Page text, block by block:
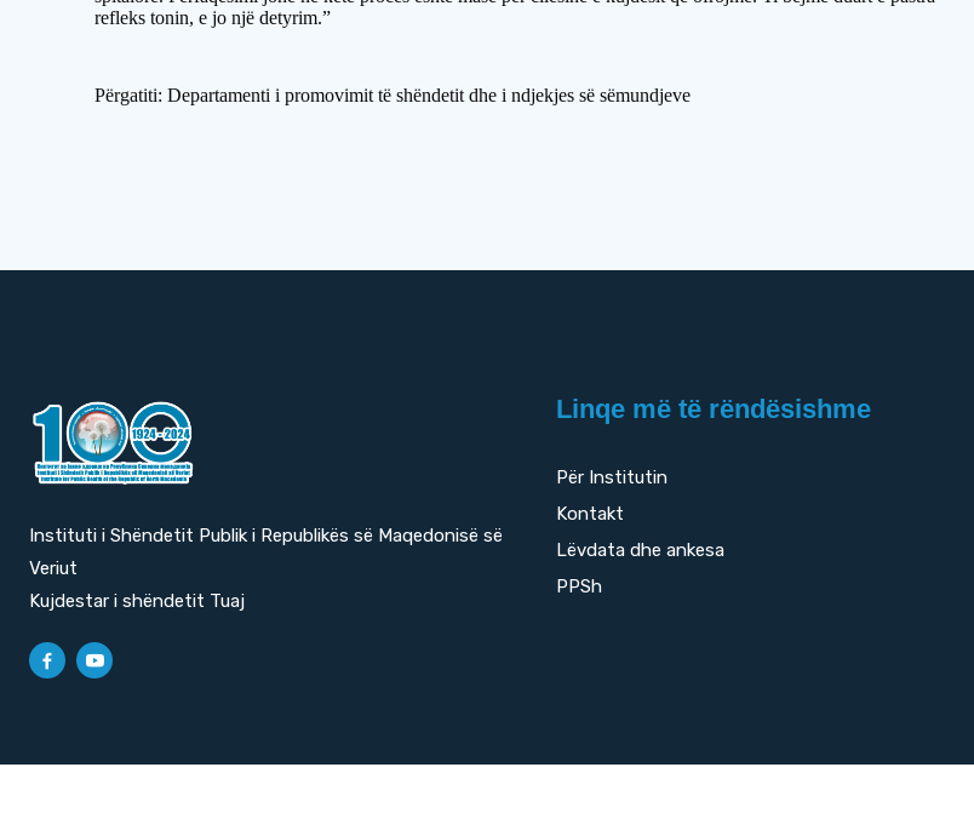
refleks tonin, e jo një detyrim.”
Përgatiti: Departamenti i promovimit të shëndetit dhe i ndjekjes së sëmundjeve
Instituti i Shëndetit Publik i Republikës së Maqedonisë së
Veriut
Kujdestar i shëndetit Tuaj
Linqe më të rëndësishme
Për Institutin
Kontakt
Lëvdata dhe ankesa
PPSh